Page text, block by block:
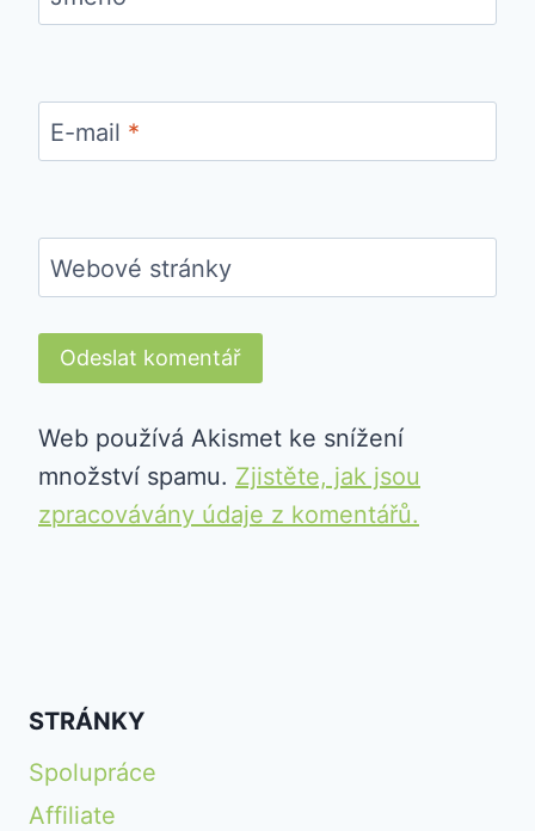
E-mail *
Webové stránky
Web používá Akismet ke snížení
množství spamu. Zjistěte, jak jsou
zpracovávány údaje z komentářů.
STRÁNKY
Spolupráce
Affiliate